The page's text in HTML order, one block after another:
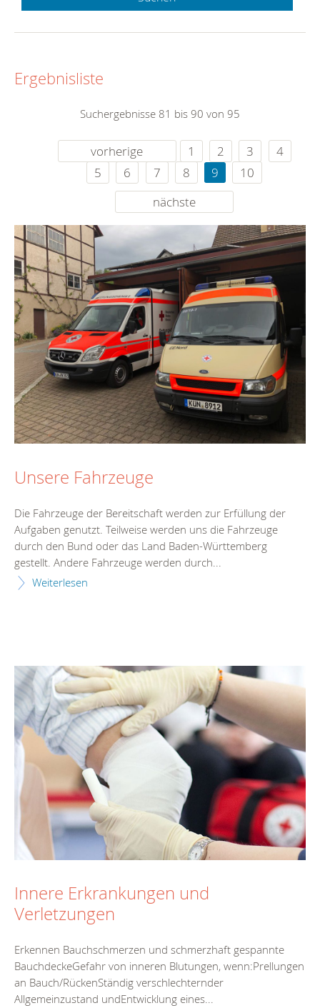
Ergebnisliste
Suchergebnisse 81 bis 90 von 95
vorherige 1 2 3
4
5
6 7 8 9
10
nächste
Unsere Fahrzeuge
Die Fahrzeuge der Bereitschaft werden zur Erfüllung der
Aufgaben genutzt. Teilweise werden uns die Fahrzeuge
durch den Bund oder das Land Baden-Württemberg
gestellt. Andere Fahrzeuge werden durch...
Weiterlesen
Innere Erkrankungen und
Verletzungen
Erkennen Bauchschmerzen und schmerzhaft gespannte
BauchdeckeGefahr von inneren Blutungen, wenn:Prellungen
an Bauch/RückenStändig verschlechternder
Allgemeinzustand undEntwicklung eines...